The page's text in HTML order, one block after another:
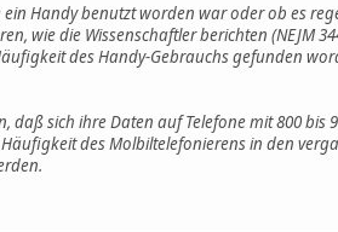
ein Handy benutzt worden war oder ob es
wie die Wissenschaftler berichten (NEJM
des Handy-Gebrauchs gefunden
daß sich ihre Daten auf Telefone mit 800
des Molbiltelefonierens in den